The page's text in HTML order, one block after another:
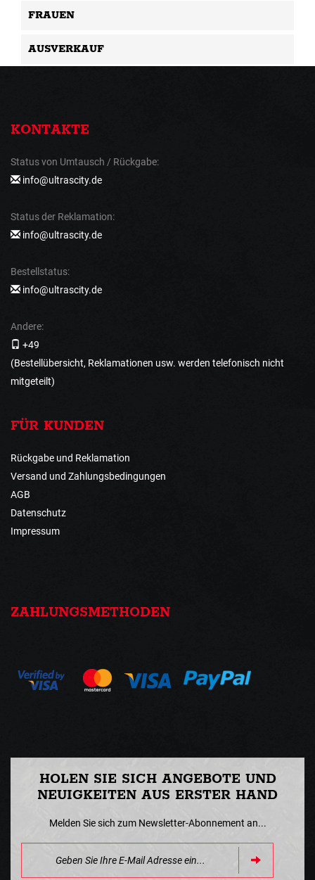
FRAUEN
AUSVERKAUF
KONTAKTE
Status von Umtausch / Rückgabe:
info@ultrascity.de
Status der Reklamation:
info@ultrascity.de
Bestellstatus:
info@ultrascity.de
Andere:
+49
(Bestellübersicht, Reklamationen usw. werden telefonisch nicht
mitgeteilt)
FÜR KUNDEN
Rückgabe und Reklamation
Versand und Zahlungsbedingungen
AGB
Datenschutz
Impressum
ZAHLUNGSMETHODEN
HOLEN SIE SICH ANGEBOTE UND
NEUIGKEITEN AUS ERSTER HAND
Melden Sie sich zum Newsletter-Abonnement an...